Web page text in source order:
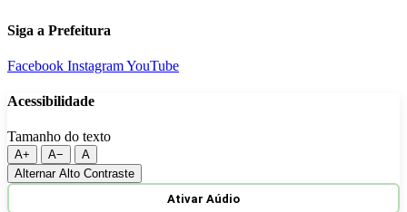
Siga a Prefeitura
Facebook InstagramYouTube
Acessibilidade
Tamanho do texto
A+ A−
A
Alternar Alto Contraste
Ativar Aúdio